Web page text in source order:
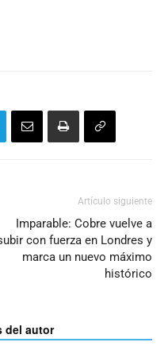
Artículo siguiente
Imparable: Cobre vuelve a
con fuerza en Londres y
marca un nuevo máximo
histórico
del autor